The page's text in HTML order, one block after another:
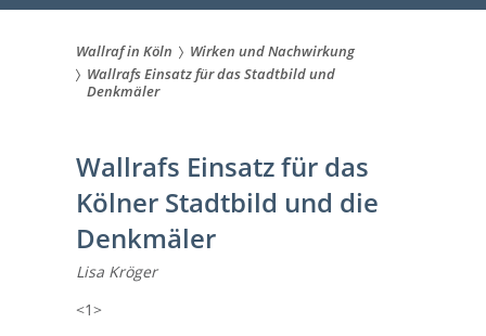
Sie
hier:
Wallraf in Köln
Wirken und Nachwirkung
Wallrafs Einsatz für das Stadtbild und
Denkmäler
Wallrafs Einsatz für das
Kölner Stadtbild und die
Denkmäler
Lisa Kröger
<1>